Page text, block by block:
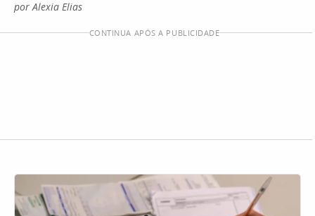
por Alexia Elias
CONTINUA APÓS A PUBLICIDADE